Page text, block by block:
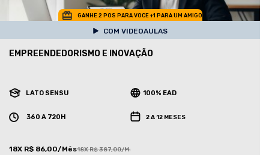
GANHE 2 POS PARA VOCE +1 PARA UM AMIGO
COM VIDEOAULAS
EMPREENDEDORISMO E INOVAÇÃO
LATO SENSU 100% EAD
360 A 720H 2 A 12 MESES
18X R$ 86,00/Mês18X R$ 387,00/Mês